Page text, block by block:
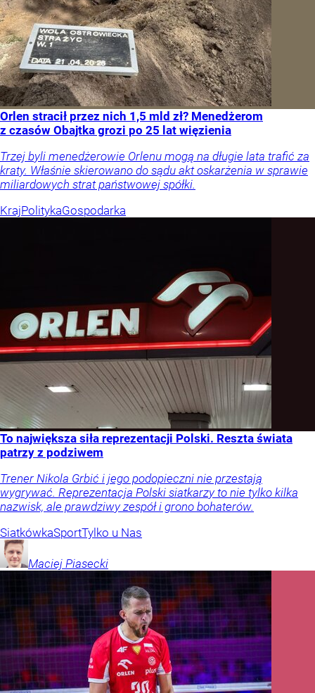
Orlen stracił przez nich 1,5 mld zł? Menedżerom
z czasów Obajtka grozi po 25 lat więzienia
Trzej byli menedżerowie Orlenu mogą na długie lata trafić za
kraty. Właśnie skierowano do sądu akt oskarżenia w sprawie
miliardowych strat państwowej spółki.
KrajPolitykaGospodarka
To największa siła reprezentacji Polski. Reszta świata
patrzy z podziwem
Trener Nikola Grbić i jego podopieczni nie przestają
wygrywać. Reprezentacja Polski siatkarzy to nie tylko kilka
nazwisk, ale prawdziwy zespół i grono bohaterów.
SiatkówkaSportTylko u Nas
Maciej Piasecki